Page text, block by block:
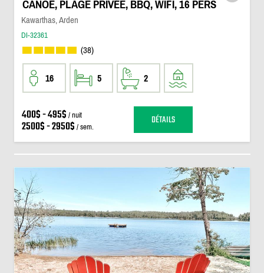
CANOË, PLAGE PRIVÉE, BBQ, WIFI, 16 PERS
Kawarthas, Arden
DI-32361
(38)
16 5 2
400$ - 495$ / nuit
2500$ - 2950$ / sem. DÉTAILS